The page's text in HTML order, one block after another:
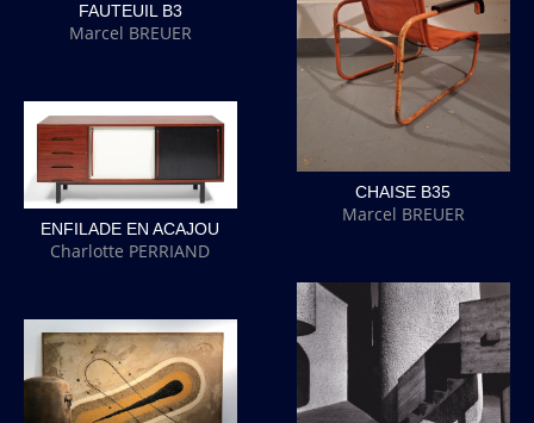
FAUTEUIL B3
Marcel BREUER
CHAISE B35
Marcel BREUER
ENFILADE EN ACAJOU
Charlotte PERRIAND